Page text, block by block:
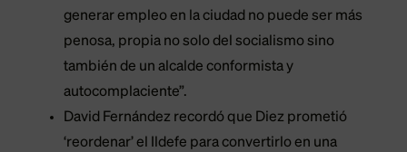
generar empleo en la ciudad no puede ser más
penosa, propia no solo del socialismo sino
también de un alcalde conformista y
autocomplaciente”.
David Fernández recordó que Diez prometió
‘reordenar’ el Ildefe para convertirlo en una